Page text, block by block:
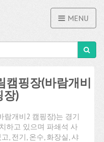
MENU
캠핑장(바람개비
장)
람개비2 캠핑장)는 경기
하고 있으며 파쇄석 사
, 전기, 온수, 화장실, 샤